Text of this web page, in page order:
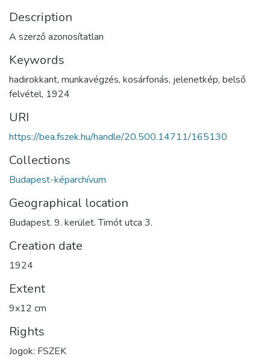
Description
A szerző azonosítatlan
Keywords
hadirokkant, munkavégzés, kosárfonás, jelenetkép, belső
felvétel, 1924
URI
https://bea.fszek.hu/handle/20.500.14711/165130
Collections
Budapest-képarchívum
Geographical location
Budapest. 9. kerület. Timót utca 3.
Creation date
1924
Extent
9x12 cm
Rights
Jogok: FSZEK